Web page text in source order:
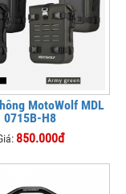
MotoWolf MDL
0715B-H8
850.000đ